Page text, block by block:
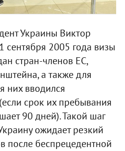
Украины Виктор
2005 года визы
стран-членов ЕС,
а также для
них вводился
срок их пребывания
90 дней). Такой шаг
ожидает резкий
после беспрецедентной